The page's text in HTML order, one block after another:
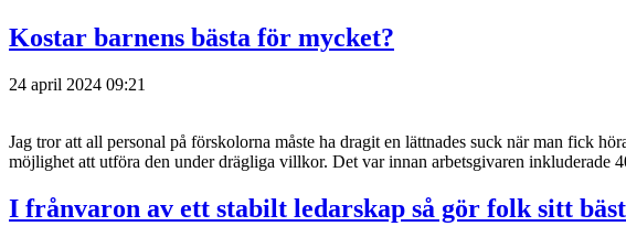
Kostar barnens bästa för mycket?
24 april 2024 09:21
Jag tror att all personal på förskolorna måste ha dragit en lättnades suck när man fick
möjlighet att utföra den under drägliga villkor. Det var innan arbetsgivaren inkluderade
I frånvaron av ett stabilt ledarskap så gör folk sitt